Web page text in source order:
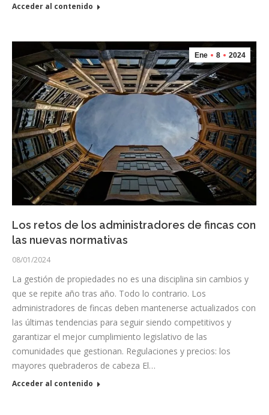
Acceder al contenido
Ene 8 2024
Los retos de los administradores de fincas con
las nuevas normativas
08/01/2024
La gestión de propiedades no es una disciplina sin cambios y
que se repite año tras año. Todo lo contrario. Los
administradores de fincas deben mantenerse actualizados con
las últimas tendencias para seguir siendo competitivos y
garantizar el mejor cumplimiento legislativo de las
comunidades que gestionan. Regulaciones y precios: los
mayores quebraderos de cabeza El…
Acceder al contenido